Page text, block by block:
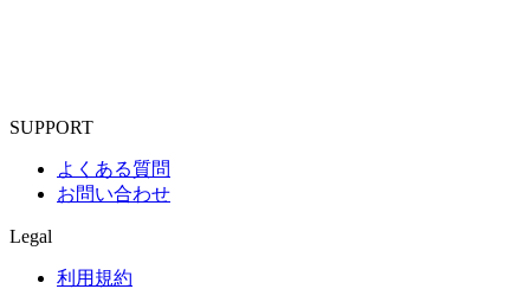
SUPPORT
よくある質問
お問い合わせ
Legal
利用規約